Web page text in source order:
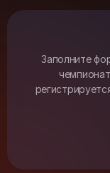
Заполните